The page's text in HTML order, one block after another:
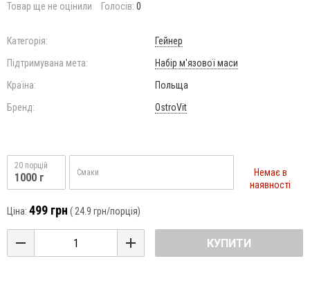
Товар ще не оцінили Голосів: 0
Категорія:
Гейнер
Підтримувана мета:
Набір м'язової маси
Країна:
Польща
Бренд:
OstroVit
20 порцій
1000 г Смаки
Немає в
наявності
Ціна: 499 грн ( 24.9 грн/порція)
КУПИТИ